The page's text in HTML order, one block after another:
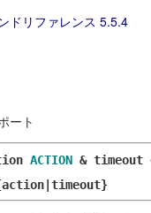
ドリファレンス 5.5.4
ート
ACTION & timeout